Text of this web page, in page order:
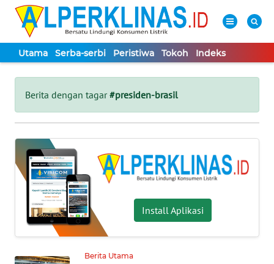
Utama Serba-serbi Peristiwa Tokoh Indeks
Berita dengan tagar#presiden-brasil
Install Aplikasi
Berita Utama
Tutup
UTAMA
SERBA-
SERBI
PERISTIWA
TOKOH